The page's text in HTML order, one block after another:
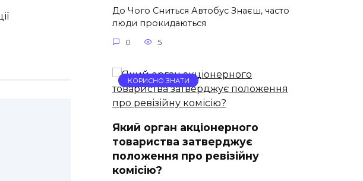
До Чого Сниться Автобус Знаєш, часто
люди прокидаються
0 5
КОРИСНО ЗНАТИ
Який орган акціонерного
товариства затверджує
положення про ревізійну
комісію?